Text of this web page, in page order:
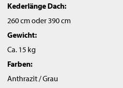
Kederlänge Dach:
260 cm oder 390 cm
Gewicht:
Ca. 15 kg
Farben:
Anthrazit / Grau